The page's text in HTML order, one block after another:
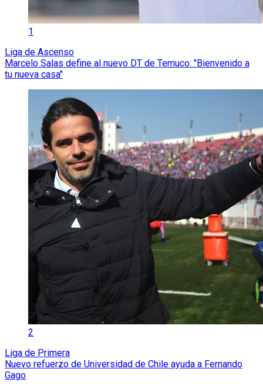
1
Liga de Ascenso
Marcelo Salas define al nuevo DT de Temuco: "Bienvenido a
tu nueva casa"
2
Liga de Primera
Nuevo refuerzo de Universidad de Chile ayuda a Fernando
Gago